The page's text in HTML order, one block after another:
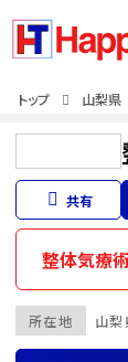
トップ 山梨県
共有
整体気療
所在地 山梨